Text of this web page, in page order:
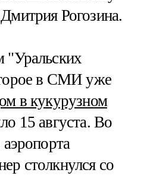
Рогозина.
"Уральских
в СМИ уже
в кукурузном
15 августа. Во
столкнулся со